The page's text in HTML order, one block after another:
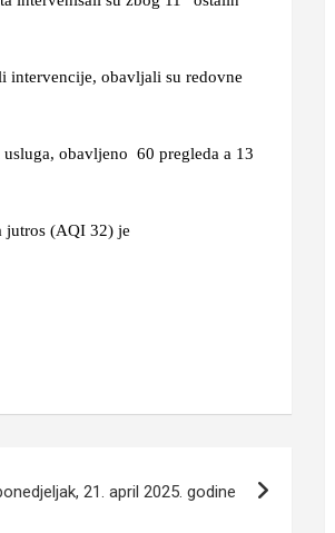
obavljali su redovne
obavljeno 60 pregleda a 13
jutros (AQI 32) je
21. april 2025. godine